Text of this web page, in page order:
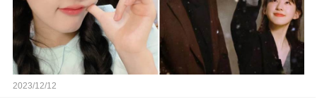
2023/12/12